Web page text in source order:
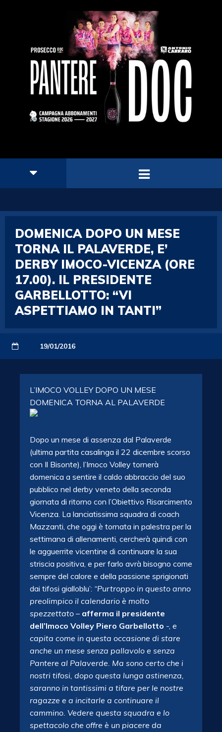
DOMENICA DOPO UN MESE
TORNA IL PALAVERDE, E’
DERBY IMOCO-VICENZA (ORE
17.00). IL PRESIDENTE
GARBELLOTTO: “VI
ASPETTIAMO IN TANTI”
19/01/2016
L’IMOCO VOLLEY DOPO UN MESE
DOMENICA TORNA AL PALAVERDE
Dopo un mese di assenza dal Palaverde
(ultima partita casalinga il 22 dicembre scorso
con Il Bisonte), l’Imoco Volley tornerà
domenica a sentire il caldo abbraccio del suo
pubblico nel derby veneto della seconda
giornata di ritorno con l’Obiettivo Risarcimento
Vicenza. La lanciatissima squadra di coach
Mazzanti, che oggi è tornata in palestra per la
settimana di allenamenti, cercherà quindi con
le agguerrite vicentine di continuare la sua
striscia positiva, e per farlo avrà bisogno come
sempre del calore e della passione sprigionati
dai tifosi gialloblu’: “Purtroppo in questo anno
preolimpico il calendario è molto
spezzettato – afferma il presidente
dell’Imoco Volley Piero Garbellotto -, e
capita come in questa occasione di stare
anche un mese senza pallavolo e senza
Pantere al Palaverde. Ma sono certo che i
nostri tifosi, dopo questa lunga astinenza,
saranno in tantissimi a tifare per le nostre
ragazze e a incitarle a continuare il
cammino. Vedere questa squadra e lo
spettacolo che offre è un piacere da